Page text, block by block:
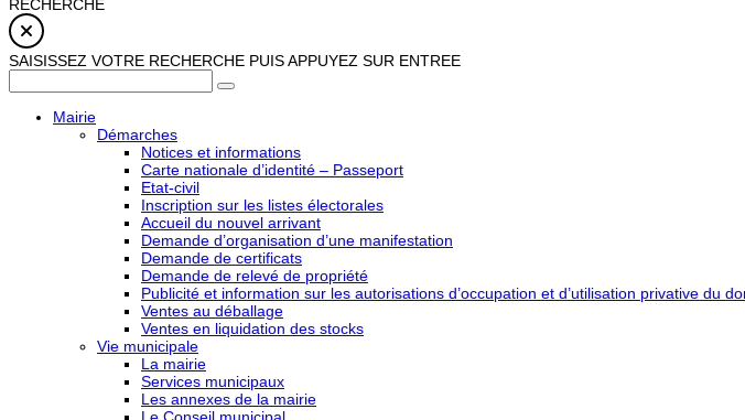
RECHERCHE
SAISISSEZ VOTRE RECHERCHE PUIS APPUYEZ SUR ENTREE
Mairie
Démarches
Notices et informations
Carte nationale d’identité – Passeport
Etat-civil
Inscription sur les listes électorales
Accueil du nouvel arrivant
Demande d’organisation d’une manifestation
Demande de certificats
Demande de relevé de propriété
Publicité et information sur les autorisations d’occupation et d’utilisation privative du
Ventes au déballage
Ventes en liquidation des stocks
Vie municipale
La mairie
Services municipaux
Les annexes de la mairie